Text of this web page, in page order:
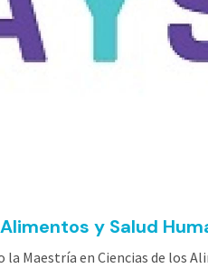
y Salud
la Maestría en Ciencias de los